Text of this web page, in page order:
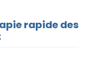
rapide des